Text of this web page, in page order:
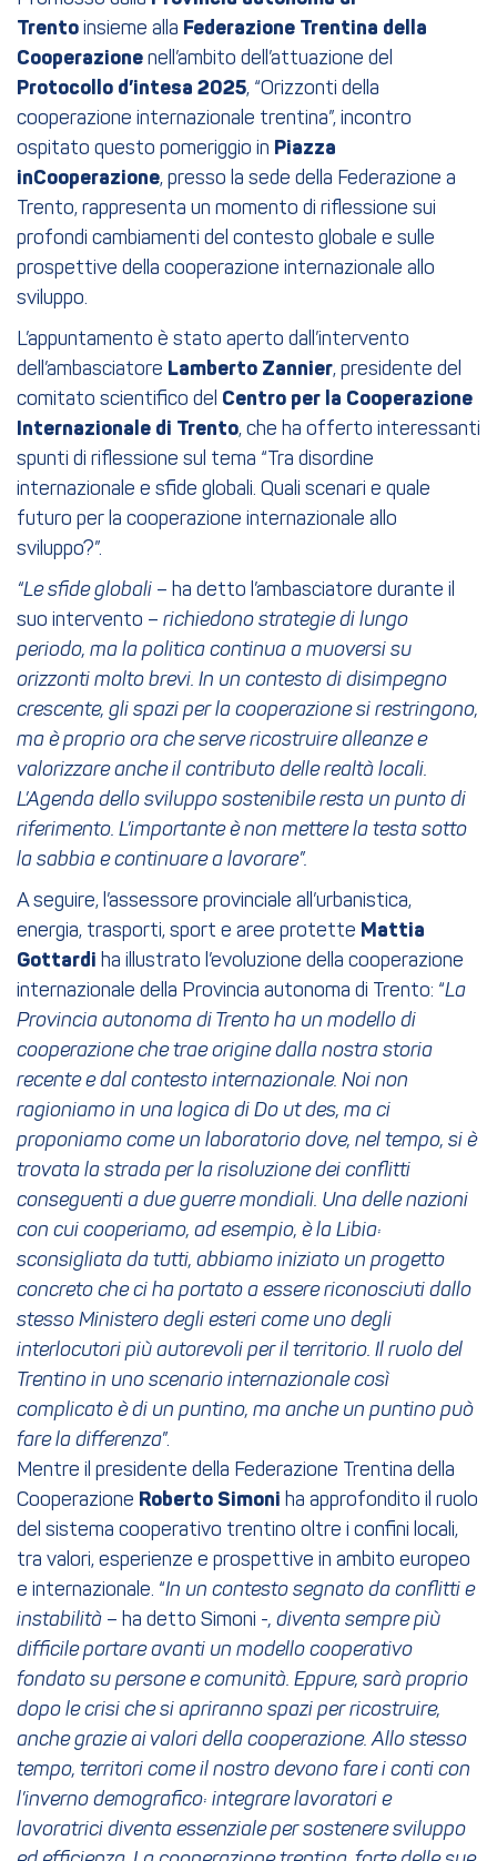
Trento insieme alla Federazione Trentina della
Cooperazione nell’ambito dell’attuazione del
Protocollo d’intesa 2025, “Orizzonti della
cooperazione internazionale trentina”, incontro
ospitato questo pomeriggio in Piazza
inCooperazione, presso la sede della Federazione a
Trento, rappresenta un momento di riflessione sui
profondi cambiamenti del contesto globale e sulle
prospettive della cooperazione internazionale allo
sviluppo.
L’appuntamento è stato aperto dall’intervento
dell’ambasciatore Lamberto Zannier, presidente del
comitato scientifico del Centro per la Cooperazione
Internazionale di Trento, che ha offerto interessanti
spunti di riflessione sul tema “Tra disordine
internazionale e sfide globali. Quali scenari e quale
futuro per la cooperazione internazionale allo
sviluppo?”.
“Le sfide globali – ha detto l’ambasciatore durante il
suo intervento – richiedono strategie di lungo
periodo, ma la politica continua a muoversi su
orizzonti molto brevi. In un contesto di disimpegno
crescente, gli spazi per la cooperazione si restringono,
ma è proprio ora che serve ricostruire alleanze e
valorizzare anche il contributo delle realtà locali.
L’Agenda dello sviluppo sostenibile resta un punto di
riferimento. L’importante è non mettere la testa sotto
la sabbia e continuare a lavorare”.
A seguire, l’assessore provinciale all’urbanistica,
energia, trasporti, sport e aree protette Mattia
Gottardi ha illustrato l’evoluzione della cooperazione
internazionale della Provincia autonoma di Trento: “La
Provincia autonoma di Trento ha un modello di
cooperazione che trae origine dalla nostra storia
recente e dal contesto internazionale. Noi non
ragioniamo in una logica di Do ut des, ma ci
proponiamo come un laboratorio dove, nel tempo, si è
trovata la strada per la risoluzione dei conflitti
conseguenti a due guerre mondiali. Una delle nazioni
con cui cooperiamo, ad esempio, è la Libia:
sconsigliata da tutti, abbiamo iniziato un progetto
concreto che ci ha portato a essere riconosciuti dallo
stesso Ministero degli esteri come uno degli
interlocutori più autorevoli per il territorio. Il ruolo del
Trentino in uno scenario internazionale così
complicato è di un puntino, ma anche un puntino può
fare la differenza”.
Mentre il presidente della Federazione Trentina della
Cooperazione Roberto Simoni ha approfondito il ruolo
del sistema cooperativo trentino oltre i confini locali,
tra valori, esperienze e prospettive in ambito europeo
e internazionale. “In un contesto segnato da conflitti e
instabilità – ha detto Simoni -, diventa sempre più
difficile portare avanti un modello cooperativo
fondato su persone e comunità. Eppure, sarà proprio
dopo le crisi che si apriranno spazi per ricostruire,
anche grazie ai valori della cooperazione. Allo stesso
tempo, territori come il nostro devono fare i conti con
l’inverno demografico: integrare lavoratori e
lavoratrici diventa essenziale per sostenere sviluppo